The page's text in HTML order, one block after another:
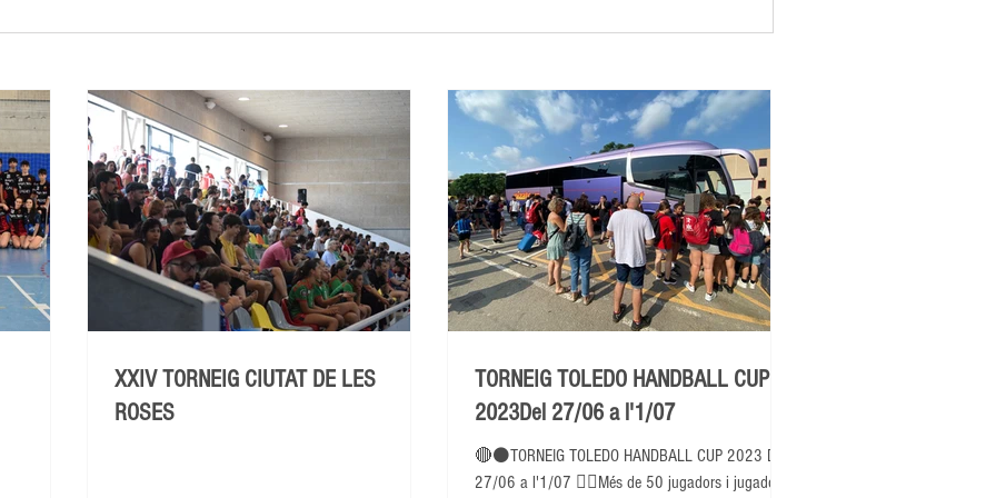
XXIV TORNEIG CIUTAT DE LES
ROSES
TORNEIG TOLEDO HANDBALL CUP
2023Del 27/06 a l'1/07
🔴⚫TORNEIG TOLEDO HANDBALL CUP 2023 Del
27/06 a l'1/07 👉🏽Més de 50 jugadors i jugadores